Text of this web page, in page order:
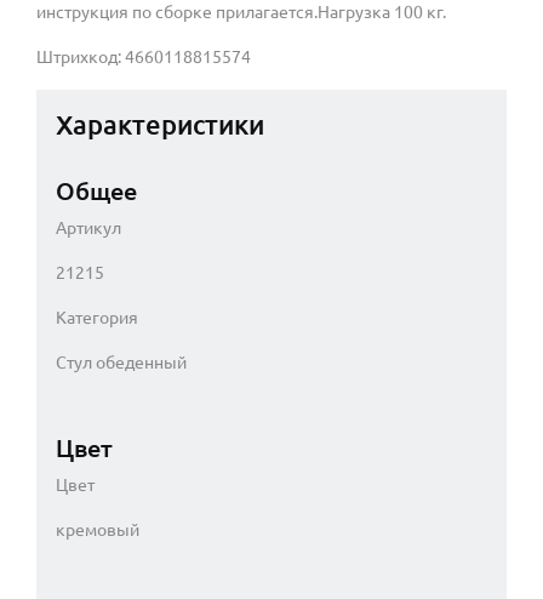
инструкция по сборке прилагается.Нагрузка 100 кг.
Штрихкод: 4660118815574
Характеристики
Общее
Артикул
21215
Категория
Стул обеденный
Цвет
Цвет
кремовый